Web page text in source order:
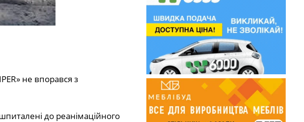
не впорався з
до реанімаційного